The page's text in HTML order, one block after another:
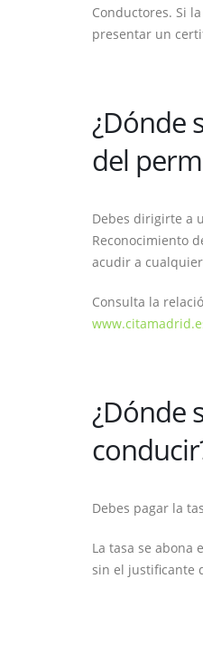
Conductores. Si
presentar un
¿Dónde
del
Debes dirigirte a
Reconocimiento
acudir a
Consulta la
¿Dónde
Debes pagar la
La tasa se abona
sin el justificante